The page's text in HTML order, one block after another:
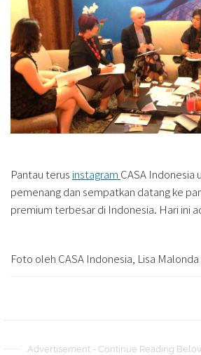
Pantau terus instagram CASA Indonesia
pemenang dan sempatkan datang ke
premium terbesar di Indonesia. Hari ini
Foto oleh CASA Indonesia, Lisa Malonda
Advertisement - Continue Reading